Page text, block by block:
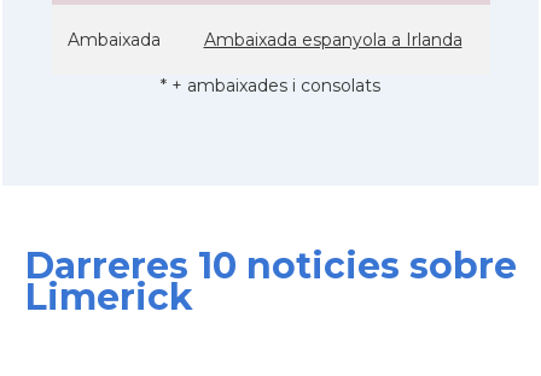
Ambaixada Ambaixada espanyola a Irlanda
* + ambaixades i consolats
Darreres 10 noticies sobre
Limerick